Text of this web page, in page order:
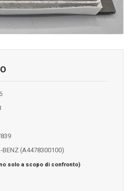
BENZ (A4478300100)
solo a scopo di confronto)